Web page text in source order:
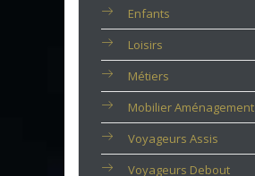
Enfants
Loisirs
Métiers
Mobilier Aménagement
Voyageurs Assis
Voyageurs Debout